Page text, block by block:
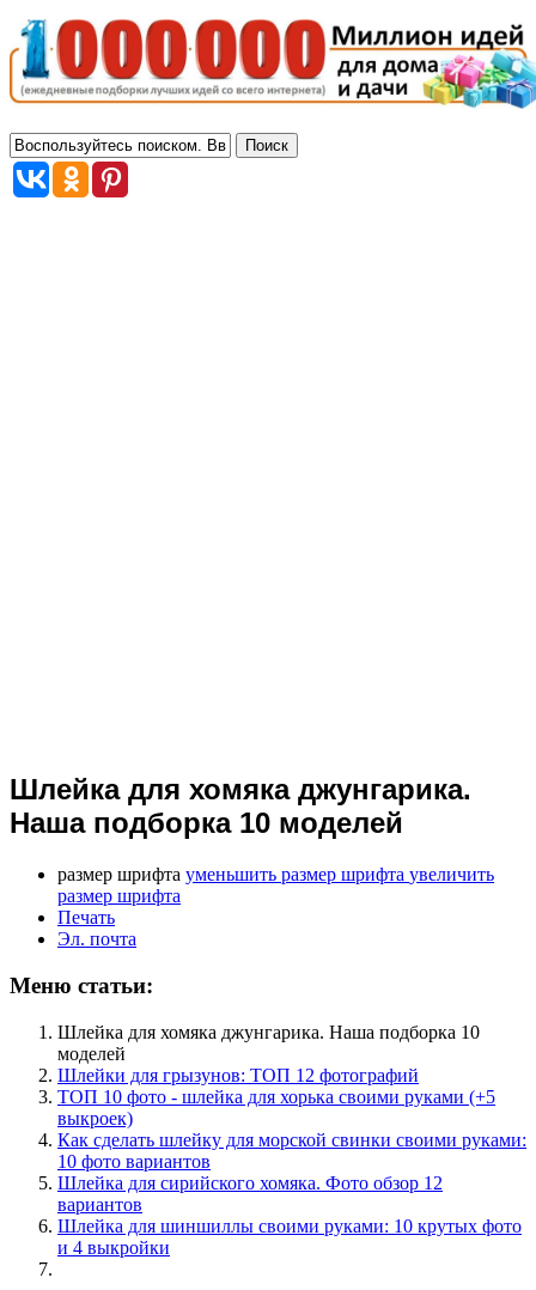
Шлейка для хомяка джунгарика.
Наша подборка 10 моделей
размер шрифта уменьшить размер шрифта увеличить
размер шрифта
Печать
Эл. почта
Меню статьи:
Шлейка для хомяка джунгарика. Наша подборка 10
моделей
Шлейки для грызунов: ТОП 12 фотографий
ТОП 10 фото - шлейка для хорька своими руками (+5
выкроек)
Как сделать шлейку для морской свинки своими руками:
10 фото вариантов
Шлейка для сирийского хомяка. Фото обзор 12
вариантов
Шлейка для шиншиллы своими руками: 10 крутых фото
и 4 выкройки